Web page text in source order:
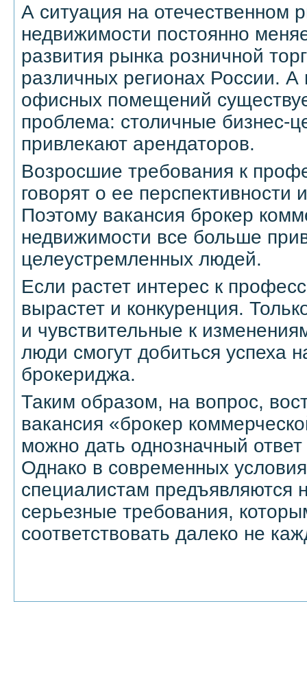
А ситуация на отечественном
недвижимости постоянно
развития рынка розничной
различных регионах России.
офисных помещений
проблема: столичные бизнес-
привлекают арендаторов.
Возросшие требования к
говорят о ее перспективности
Поэтому вакансия брокер
недвижимости все больше
целеустремленных людей.
Если растет интерес к
вырастет и конкуренция.
и чувствительные к
люди смогут добиться успеха
брокериджа.
Таким образом, на вопрос,
вакансия «брокер
можно дать однозначный
Однако в современных
специалистам предъявляются
серьезные требования,
соответствовать далеко не